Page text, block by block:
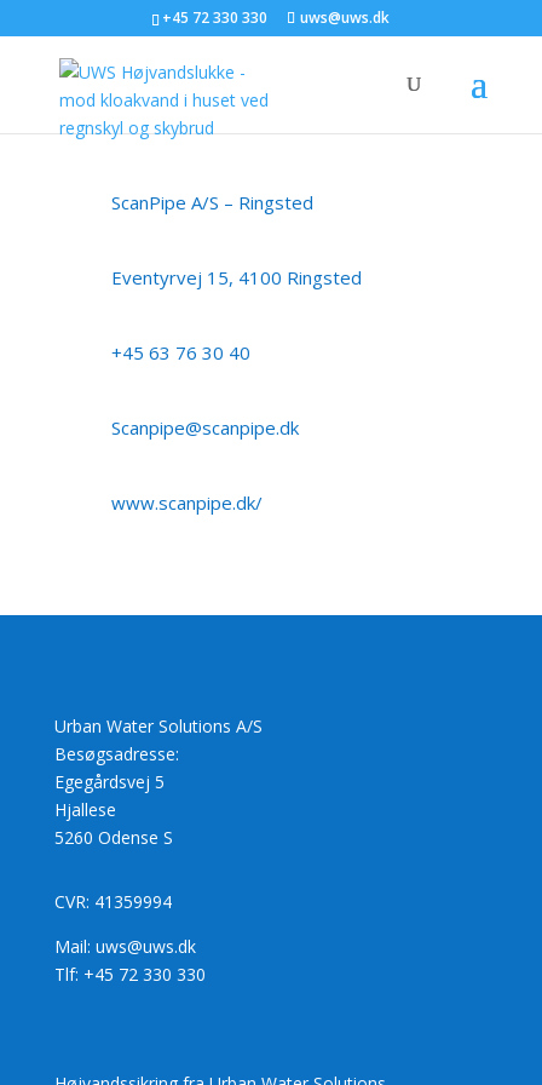
+45 72 330 330 uws@uws.dk
ScanPipe A/S – Ringsted
Eventyrvej 15, 4100 Ringsted
+45 63 76 30 40
Scanpipe@scanpipe.dk
www.scanpipe.dk/
Urban Water Solutions A/S
Besøgsadresse:
Egegårdsvej 5
Hjallese
5260 Odense S
CVR: 41359994
Mail: uws@uws.dk
Tlf: +45 72 330 330